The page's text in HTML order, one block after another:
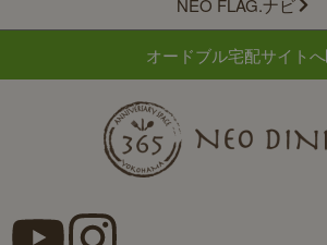
NEO FLAG.ナビ
オードブル宅配サイトへ